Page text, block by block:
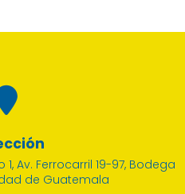
Av. Ferrocarril 19-97, Bodega
de Guatemala